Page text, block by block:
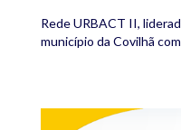
Rede URBACT II,
município da Covilhã
ctur2.png